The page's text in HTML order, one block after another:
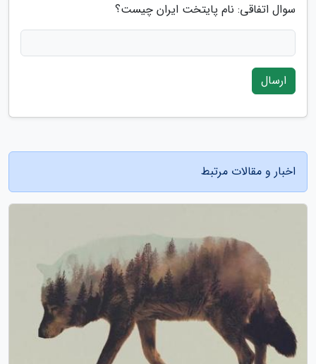
سوال اتفاقی: نام پایتخت ایران چیست؟
ارسال
اخبار و مقالات مرتبط